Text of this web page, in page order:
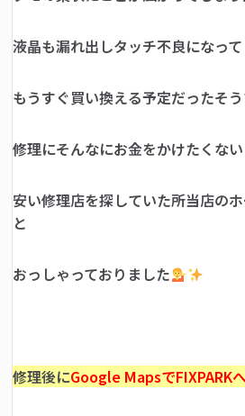
液晶も漏れ出しタッチ不良になっ
もうすぐ買い換える予定だったそ
修理にそんなにお金をかけたくな
安い修理店を探していた所当店の
と
おっしゃっておりました
修理後にGoogle MapsでFIXPARK